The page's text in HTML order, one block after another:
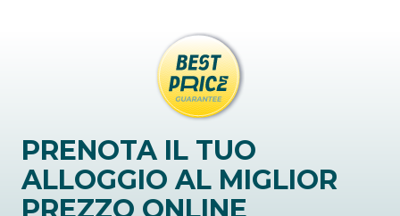
PRENOTA IL TUO
ALLOGGIO AL MIGLIOR
PREZZO ONLINE